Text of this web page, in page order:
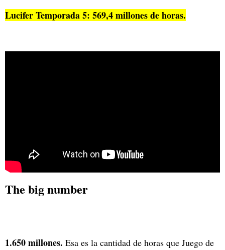
Lucifer Temporada 5: 569,4 millones de horas.
The big number
1.650 millones. Esa es la cantidad de horas que Juego de